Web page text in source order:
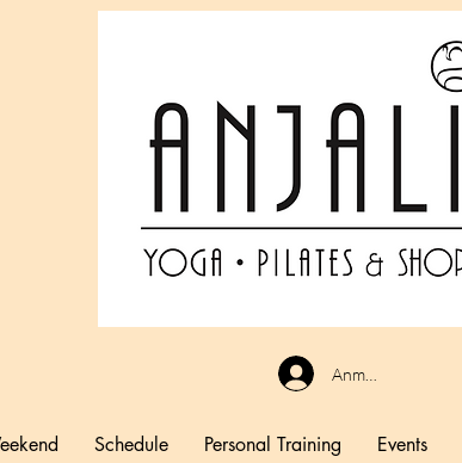
Anmelden
Schedule Personal Training Events